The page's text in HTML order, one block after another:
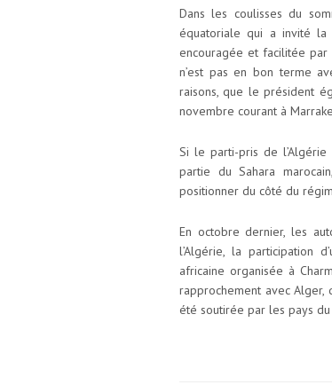
Dans les coulisses du
équatoriale qui a invité
encouragée et facilitée par
n’est pas en bon terme
raisons, que le président
novembre courant à
Si le parti-pris de
partie du Sahara
positionner du côté du
En octobre dernier, les
l’Algérie, la participation
africaine organisée à
rapprochement avec
été soutirée par les pays